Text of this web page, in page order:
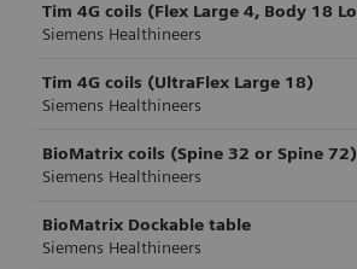
Tim 4G coils (Flex Large 4, Body 18
Siemens Healthineers
Tim 4G coils (UltraFlex Large 18)
Siemens Healthineers
BioMatrix coils (Spine 32 or Spine 72)
Siemens Healthineers
BioMatrix Dockable table
Siemens Healthineers